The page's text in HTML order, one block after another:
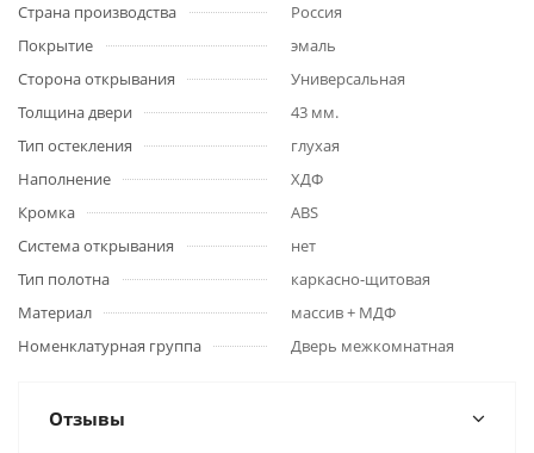
Страна производства
Россия
Покрытие
эмаль
Сторона открывания
Универсальная
Толщина двери
43 мм.
Тип остекления
глухая
Наполнение
ХДФ
Кромка
ABS
Система открывания
нет
Тип полотна
каркасно-щитовая
Материал
массив + МДФ
Номенклатурная группа
Дверь межкомнатная
Отзывы